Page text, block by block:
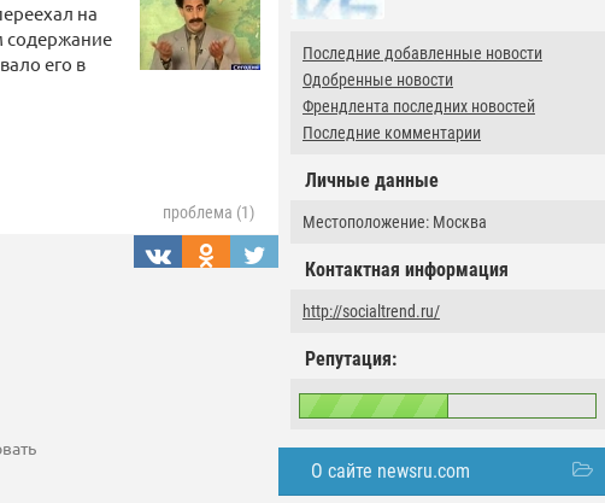
Последние добавленные новости
Одобренные новости
Френдлента последних новостей
Последние комментарии
Личные данные
Местоположение: Москва
Контактная информация
http://socialtrend.ru/
Репутация:
О сайте newsru.com
на
содержание
его в
проблема (1)